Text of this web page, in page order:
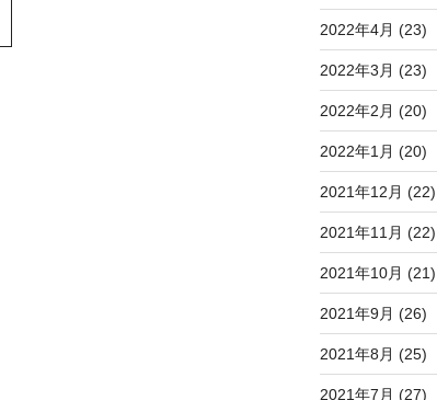
2022年4月 (23)
2022年3月 (23)
2022年2月 (20)
2022年1月 (20)
2021年12月 (22)
2021年11月 (22)
2021年10月 (21)
2021年9月 (26)
2021年8月 (25)
2021年7月 (27)